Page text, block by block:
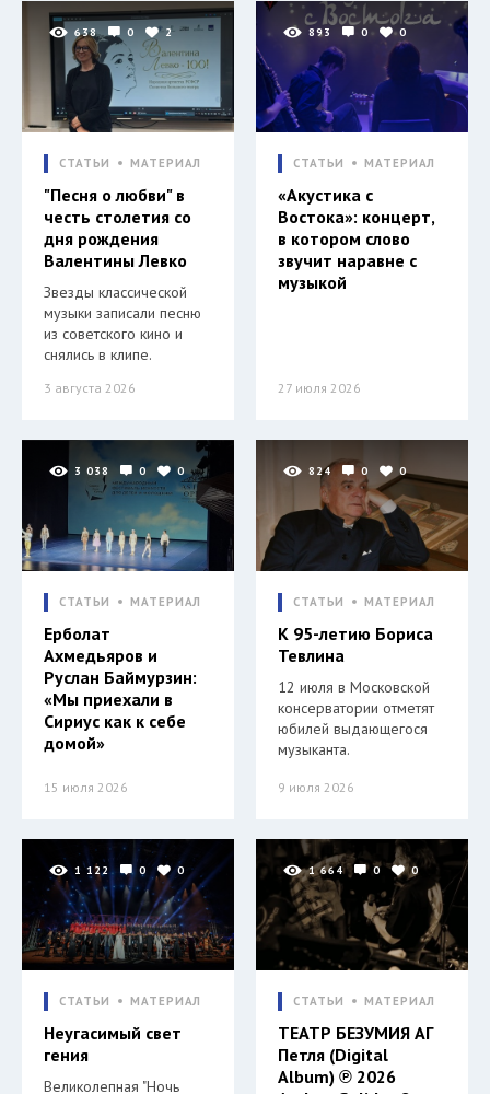
638 0 2
СТАТЬИ МАТЕРИАЛ
"Песня о любви" в
честь столетия со
дня рождения
Валентины Левко
Звезды классической
музыки записали песню
из советского кино и
снялись в клипе.
3 августа 2026
893 0 0
СТАТЬИ МАТЕРИАЛ
«Акустика с
Востока»: концерт,
в котором слово
звучит наравне с
музыкой
27 июля 2026
3 038 0 0
СТАТЬИ МАТЕРИАЛ
Ерболат
Ахмедьяров и
Руслан Баймурзин:
«Мы приехали в
Сириус как к себе
домой»
15 июля 2026
824 0 0
СТАТЬИ МАТЕРИАЛ
К 95-летию Бориса
Тевлина
12 июля в Московской
консерватории отметят
юбилей выдающегося
музыканта.
9 июля 2026
1 122 0 0
СТАТЬИ МАТЕРИАЛ
Неугасимый свет
гения
Великолепная "Ночь
1 664 0 0
СТАТЬИ МАТЕРИАЛ
ТЕАТР БЕЗУМИЯ АГ
Петля (Digital
Album) ℗ 2026